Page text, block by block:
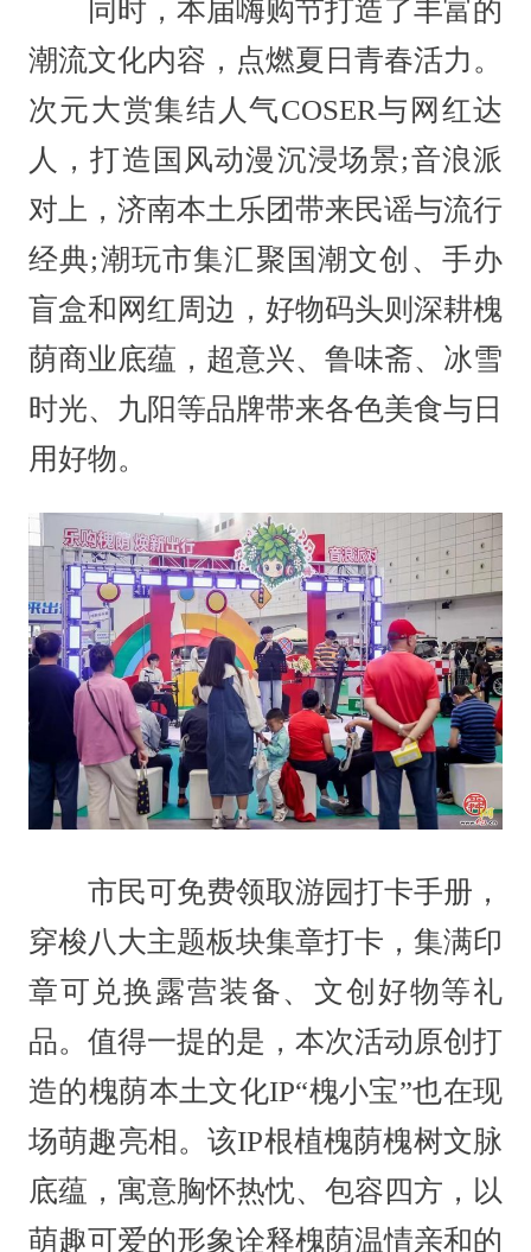
同时，本届嗨购节打造了丰富的
潮流文化内容，点燃夏日青春活力。
次元大赏集结人气COSER与网红达
人，打造国风动漫沉浸场景;音浪派
对上，济南本土乐团带来民谣与流行
经典;潮玩市集汇聚国潮文创、手办
盲盒和网红周边，好物码头则深耕槐
荫商业底蕴，超意兴、鲁味斋、冰雪
时光、九阳等品牌带来各色美食与日
用好物。
市民可免费领取游园打卡手册，
穿梭八大主题板块集章打卡，集满印
章可兑换露营装备、文创好物等礼
品。值得一提的是，本次活动原创打
造的槐荫本土文化IP“槐小宝”也在现
场萌趣亮相。该IP根植槐荫槐树文脉
底蕴，寓意胸怀热忱、包容四方，以
萌趣可爱的形象诠释槐荫温情亲和的